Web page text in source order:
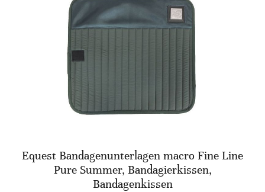
Equest Bandagenunterlagen macro Fine Line
Pure Summer, Bandagierkissen,
Bandagenkissen